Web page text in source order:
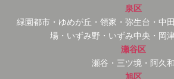
泉区
緑園都市・ゆめが丘・領家・弥生台・中
場・いずみ野・いずみ中央・岡
瀬谷区
瀬谷・三ツ境・阿久和
旭区